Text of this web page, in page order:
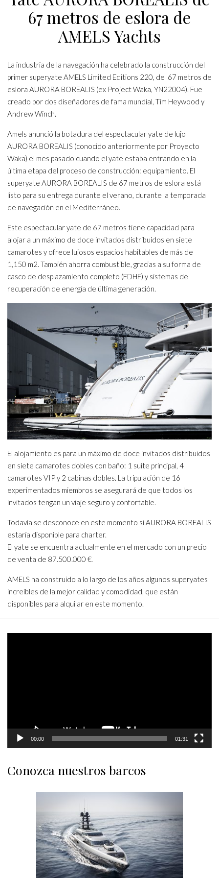
67 metros de eslora de
AMELS Yachts
La industria de la navegación ha celebrado la construcción del
primer superyate AMELS Limited Editions 220, de 67 metros de
eslora AURORA BOREALIS (ex Project Waka, YN22004). Fue
creado por dos diseñadores de fama mundial, Tim Heywood y
Andrew Winch.
Amels anunció la botadura del espectacular yate de lujo
AURORA BOREALIS (conocido anteriormente por Proyecto
Waka) el mes pasado cuando el yate estaba entrando en la
última etapa del proceso de construcción: equipamiento. El
superyate AURORA BOREALIS de 67 metros de eslora está
listo para su entrega durante el verano, durante la temporada
de navegación en el Mediterráneo.
Este espectacular yate de 67 metros tiene capacidad para
alojar a un máximo de doce invitados distribuidos en siete
camarotes y ofrece lujosos espacios habitables de más de
1,150 m2. También ahorra combustible, gracias a su forma de
casco de desplazamiento completo (FDHF) y sistemas de
recuperación de energía de última generación.
El alojamiento es para un máximo de doce invitados distribuidos
en siete camarotes dobles con baño: 1 suite principal, 4
camarotes VIP y 2 cabinas dobles. La tripulación de 16
experimentados miembros se asegurará de que todos los
invitados tengan un viaje seguro y confortable.
Todavía se desconoce en este momento si AURORA BOREALIS
estaría disponible para charter.
El yate se encuentra actualmente en el mercado con un precio
de venta de 87.500.000 €.
AMELS ha construido a lo largo de los años algunos superyates
increíbles de la mejor calidad y comodidad, que están
disponibles para alquilar en este momento.
00:00 01:31
Conozca nuestros barcos